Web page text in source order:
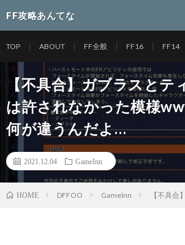
FF攻略あんてな
TOP ABOUT FF全般 FF16 FF14
【不具合】ガブラスとテ
は許されなかった模様
何が違うんだよ…
2021.12.04 GameInn
HOME DFFOO GameInn 【不具